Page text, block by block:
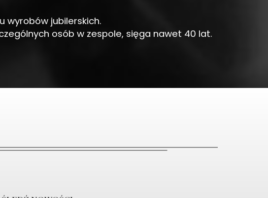
wyrobów jubilerskich.
osób w zespole, sięga nawet 40 lat.